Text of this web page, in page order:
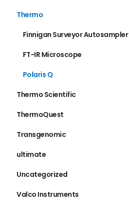
Thermo
Finnigan Surveyor Autosampler
FT-IR Microscope
Polaris Q
Thermo Scientific
ThermoQuest
Transgenomic
ultimate
Uncategorized
Valco Instruments